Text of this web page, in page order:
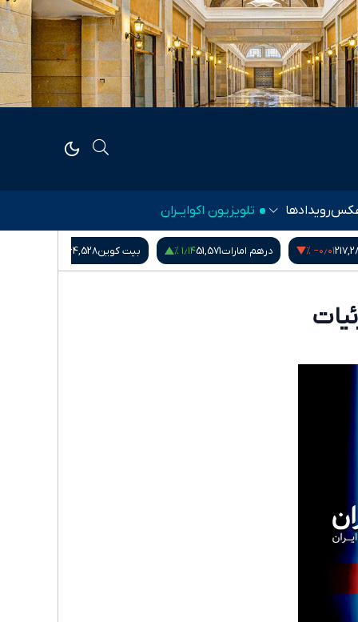
رویدادها تلویزیون اکوایــران
۱٫۱۴ % بیت کوین64,528‎−۰٫۶۰ % شاخص کل بورس5,407,901.78